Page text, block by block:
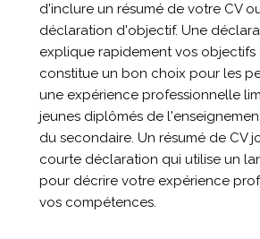
d'inclure un résumé de votre CV
déclaration d'objectif. Une
explique rapidement vos objectifs
constitue un bon choix pour les
une expérience professionnelle
jeunes diplômés de
du secondaire. Un résumé de CV
courte déclaration qui utilise un
pour décrire votre expérience
vos compétences.